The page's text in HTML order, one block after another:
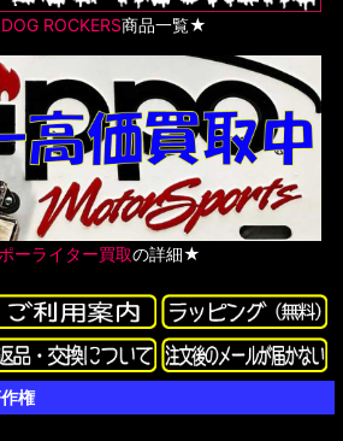
ROCKERS商品一覧★
ーライター買取の詳細★
権